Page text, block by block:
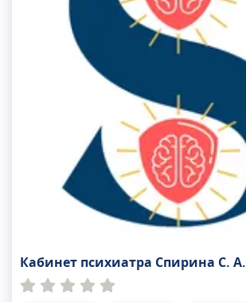
Кабинет психиатра Спирина С. А.